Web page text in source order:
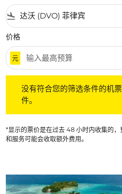
flight_land
价格
元
没有符合您的筛选条件的机
件。
*显示的票价是在过去 48 小时内收集的
和服务可能会收取额外费用。